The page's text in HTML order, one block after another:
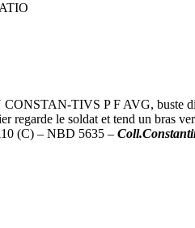
TIVS P F AVG, buste
regarde le soldat et tend un bras
(C) – NBD 5635 –